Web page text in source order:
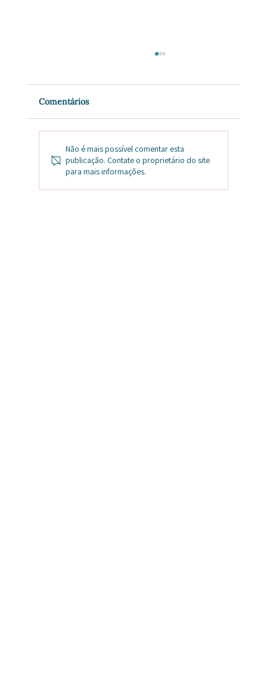
Microbioma Vaginal, Hormônios e
Comentários
Não é mais possível comentar esta
publicação. Contate o proprietário do site
para mais informações.